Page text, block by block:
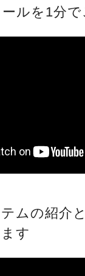
ルを1分で
ムの紹介
す